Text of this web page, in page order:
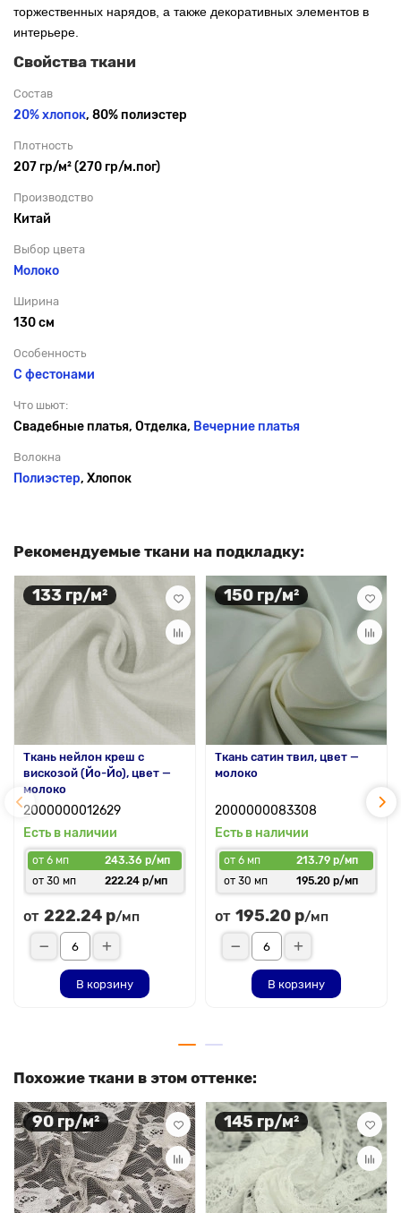
торжественных нарядов, а также декоративных элементов в
интерьере.
Свойства ткани
Состав
20% хлопок, 80% полиэстер
Плотность
207 гр/м² (270 гр/м.пог)
Производство
Китай
Выбор цвета
Молоко
Ширина
130 см
Особенность
С фестонами
Что шьют:
Свадебные платья, Отделка, Вечерние платья
Волокна
Полиэстер, Хлопок
Рекомендуемые ткани на подкладку:
133 гр/м²
Ткань нейлон креш с
вискозой (Йо-Йо), цвет —
молоко
2000000012629
Есть в наличии
от 6 мп
243.36 р/мп
от 30 мп
222.24 р/мп
от 222.24 р/мп
В корзину
150 гр/м²
Ткань сатин твил, цвет —
молоко
2000000083308
Есть в наличии
от 6 мп
213.79 р/мп
от 30 мп
195.20 р/мп
от 195.20 р/мп
В корзину
Похожие ткани в этом оттенке:
90 гр/м² 145 гр/м²